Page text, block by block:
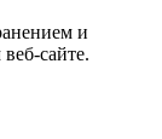
и
сайте.